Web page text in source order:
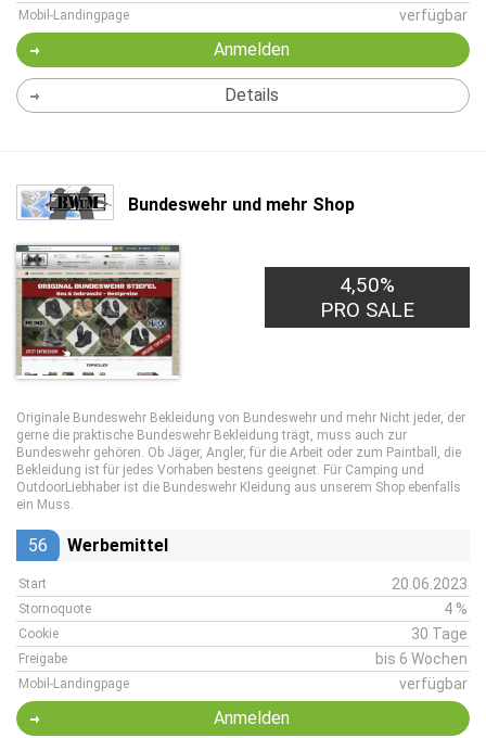
Mobil-Landingpage verfügbar
Anmelden
Details
Bundeswehr und mehr Shop
4,50%
PRO SALE
Originale Bundeswehr Bekleidung von Bundeswehr und mehr Nicht jeder, der
gerne die praktische Bundeswehr Bekleidung trägt, muss auch zur
Bundeswehr gehören. Ob Jäger, Angler, für die Arbeit oder zum Paintball, die
Bekleidung ist für jedes Vorhaben bestens geeignet. Für Camping und
OutdoorLiebhaber ist die Bundeswehr Kleidung aus unserem Shop ebenfalls
ein Muss.
56 Werbemittel
Start 20.06.2023
Stornoquote 4 %
Cookie 30 Tage
Freigabe bis 6 Wochen
Mobil-Landingpage verfügbar
Anmelden